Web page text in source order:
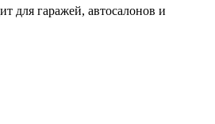
для гаражей, автосалонов и